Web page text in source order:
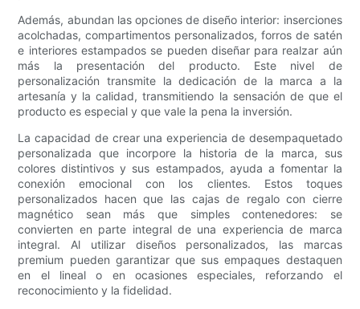
Además, abundan las opciones de diseño interior: inserciones
acolchadas, compartimentos personalizados, forros de satén
e interiores estampados se pueden diseñar para realzar aún
más la presentación del producto. Este nivel de
personalización transmite la dedicación de la marca a la
artesanía y la calidad, transmitiendo la sensación de que el
producto es especial y que vale la pena la inversión.
La capacidad de crear una experiencia de desempaquetado
personalizada que incorpore la historia de la marca, sus
colores distintivos y sus estampados, ayuda a fomentar la
conexión emocional con los clientes. Estos toques
personalizados hacen que las cajas de regalo con cierre
magnético sean más que simples contenedores: se
convierten en parte integral de una experiencia de marca
integral. Al utilizar diseños personalizados, las marcas
premium pueden garantizar que sus empaques destaquen
en el lineal o en ocasiones especiales, reforzando el
reconocimiento y la fidelidad.